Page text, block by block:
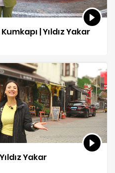
| Yıldız Yakar
Yakar